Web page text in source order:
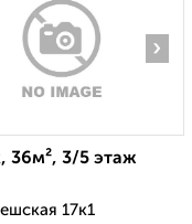
›
36м², 3/5 этаж
17к1